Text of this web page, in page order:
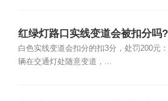
红绿灯路口实线变道会被扣分吗?
白色实线变道会扣分的扣3分，处罚200元
辆在交通灯处随意变道，...